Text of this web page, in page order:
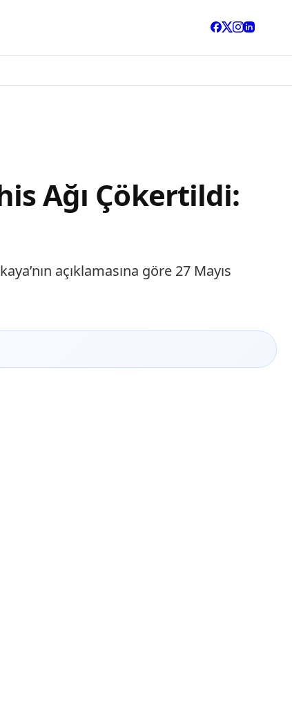
Ağı Çökertildi:
açıklamasına göre 27 Mayıs